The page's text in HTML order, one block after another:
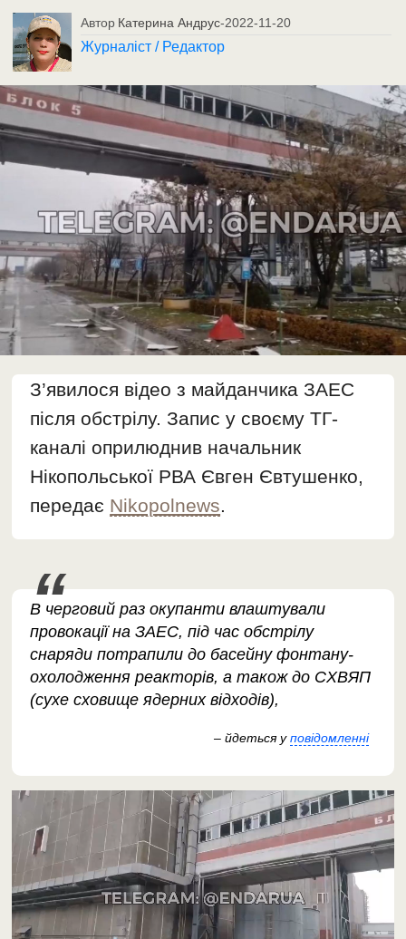
Автор Катерина Андрус-2022-11-20
Журналіст / Редактор
З’явилося відео з майданчика ЗАЕС
після обстрілу. Запис у своєму ТГ-
каналі оприлюднив начальник
Нікопольської РВА Євген Євтушенко,
передає Nikopolnews.
В черговий раз окупанти влаштували
провокації на ЗАЕС, під час обстрілу
снаряди потрапили до басейну фонтану-
охолодження реакторів, а також до СХВЯП
(сухе сховище ядерних відходів),
– йдеться уповідомленні